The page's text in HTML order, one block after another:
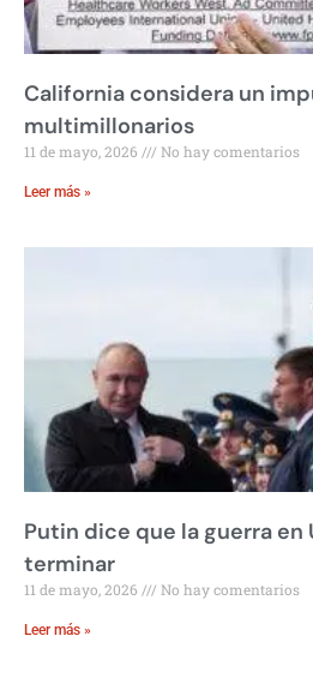
California considera un
multimillonarios
11 de mayo, 2026 No hay comentarios
Leer más »
Putin dice que la guerra en
terminar
11 de mayo, 2026 No hay comentarios
Leer más »